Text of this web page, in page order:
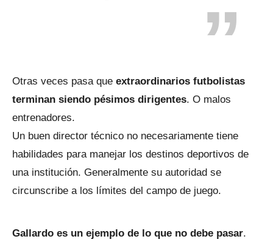
Otras veces pasa que extraordinarios futbolistas
terminan siendo pésimos dirigentes. O malos
entrenadores.
Un buen director técnico no necesariamente tiene
habilidades para manejar los destinos deportivos de
una institución. Generalmente su autoridad se
circunscribe a los límites del campo de juego.
Gallardo es un ejemplo de lo que no debe pasar.